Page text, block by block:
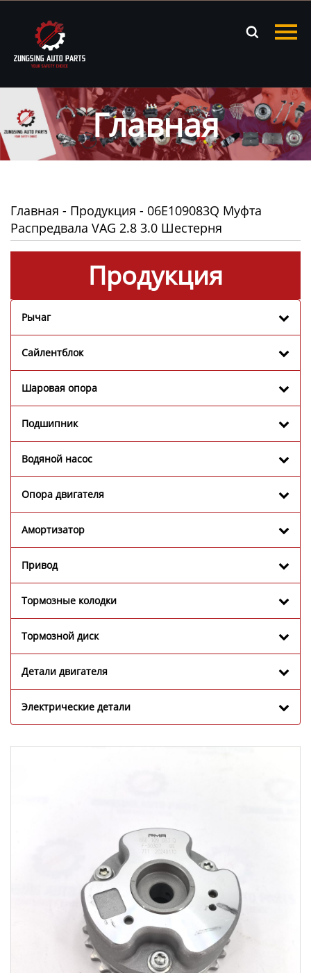

Главная
Продукция
Новости
О нас
Контакты
Главная
Главная - Продукция - 06E109083Q Муфта
Распредвала VAG 2.8 3.0 Шестерня
Продукция
Рычаг
Сайлентблок
Шаровая опора
Подшипник
Водяной насос
Опора двигателя
Амортизатор
Привод
Тормозные колодки
Тормозной диск
Детали двигателя
Электрические детали